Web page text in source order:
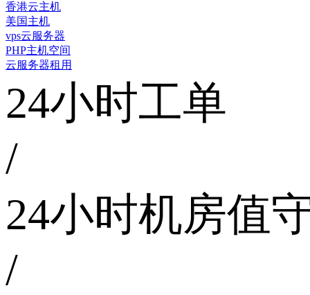
香港云主机
美国主机
vps云服务器
PHP主机空间
云服务器租用
24小时工单
/
24小时机房值
/